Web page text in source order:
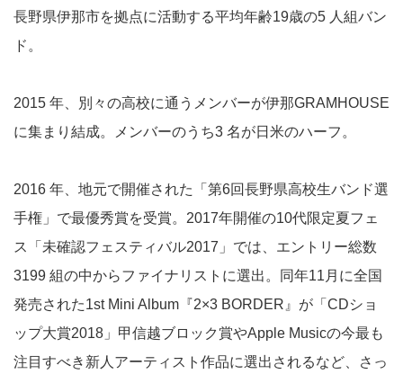
長野県伊那市を拠点に活動する平均年齢19歳の5 人組バン
ド。
2015 年、別々の高校に通うメンバーが伊那GRAMHOUSE
に集まり結成。メンバーのうち3 名が日米のハーフ。
2016 年、地元で開催された「第6回長野県高校生バンド選
手権」で最優秀賞を受賞。2017年開催の10代限定夏フェ
ス「未確認フェスティバル2017」では、エントリー総数
3199 組の中からファイナリストに選出。同年11月に全国
発売された1st Mini Album『2×3 BORDER』が「CDショ
ップ大賞2018」甲信越ブロック賞やApple Musicの今最も
注目すべき新人アーティスト作品に選出されるなど、さっ